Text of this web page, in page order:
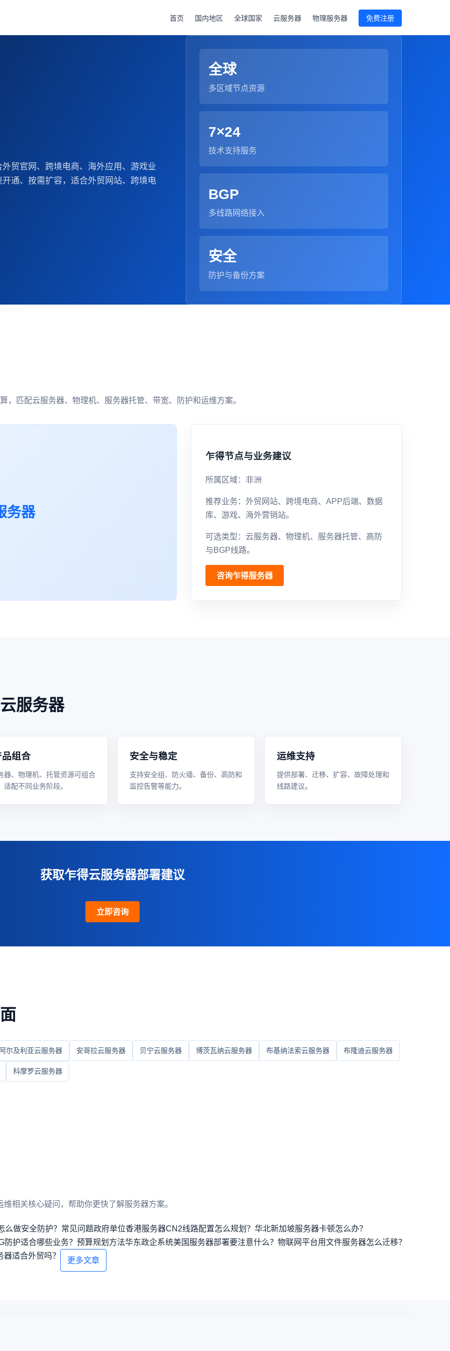
首页 国内地区 全球国家 云服务器 物理服务器 免费注册
贸官网、跨境电商、海外应用、游戏业
通、按需扩容，适合外贸网站、跨境电
全球
多区域节点资源
7×24
技术支持服务
BGP
多线路网络接入
安全
防护与备份方案
，匹配云服务器、物理机、服务器托管、带宽、防护和运维方案。
务器
乍得节点与业务建议
所属区域：非洲
推荐业务：外贸网站、跨境电商、APP后端、数据
库、游戏、海外营销站。
可选类型：云服务器、物理机、服务器托管、高防
与BGP线路。
咨询乍得服务器
服务器
组合
器、物理机、托管资源可组合
适配不同业务阶段。
安全与稳定
支持安全组、防火墙、备份、高防和
监控告警等能力。
运维支持
提供部署、迁移、扩容、故障处理和
线路建议。
获取乍得云服务器部署建议
立即咨询
尔及利亚云服务器 安哥拉云服务器 贝宁云服务器 博茨瓦纳云服务器 布基纳法索云服务器 布隆迪云服务器
科摩罗云服务器
相关核心疑问，帮助你更快了解服务器方案。
么做安全防护？常见问题政府单位香港服务器CN2线路配置怎么规划？ 华北新加坡服务器卡顿怎么办？
防护适合哪些业务？预算规划方法华东政企系统美国服务器部署要注意什么？ 物联网平台用文件服务器怎么迁移？
适合外贸吗？
更多文章